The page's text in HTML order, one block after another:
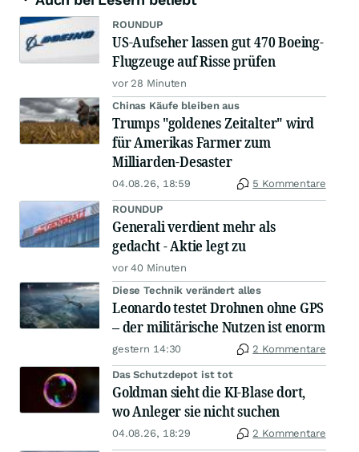
ROUNDUP
US-Aufseher lassen gut 470 Boeing-
Flugzeuge auf Risse prüfen
vor 28 Minuten
Chinas Käufe bleiben aus
Trumps "goldenes Zeitalter" wird
für Amerikas Farmer zum
Milliarden-Desaster
04.08.26, 18:59 5 Kommentare
ROUNDUP
Generali verdient mehr als
gedacht - Aktie legt zu
vor 40 Minuten
Diese Technik verändert alles
Leonardo testet Drohnen ohne GPS
– der militärische Nutzen ist enorm
gestern 14:30 2 Kommentare
Das Schutzdepot ist tot
Goldman sieht die KI-Blase dort,
wo Anleger sie nicht suchen
04.08.26, 18:29 2 Kommentare